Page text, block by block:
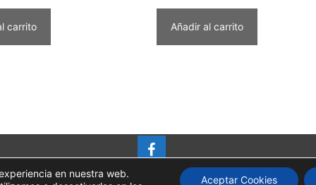
carrito
o
Añadir al carrito
en nuestra web.
Aceptar Cookies